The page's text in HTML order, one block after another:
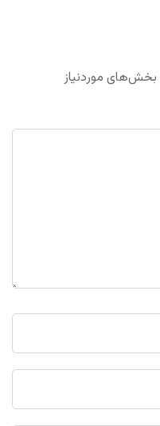
بخش‌های موردنیاز